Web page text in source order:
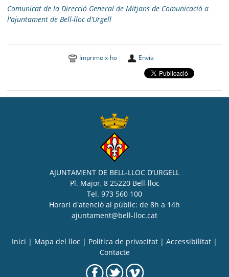
Comunicat de la Direcció General de Mitjans de Comunicació a
l'ajuntament de Bell-lloc d'Urgell
Imprimeix-ho Envia
AJUNTAMENT DE BELL-LLOC D’URGELL
Pl. Major, 8 25220 Bell-lloc
Tel. 973 560 100
Horari d'atenció al públic: de 8h a 14h
ajuntament@bell-lloc.cat
Inici | Mapa del lloc | Politica de privacitat | Accessibilitat |
Contacte